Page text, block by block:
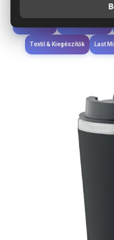
Textil & Kiegészítők Last